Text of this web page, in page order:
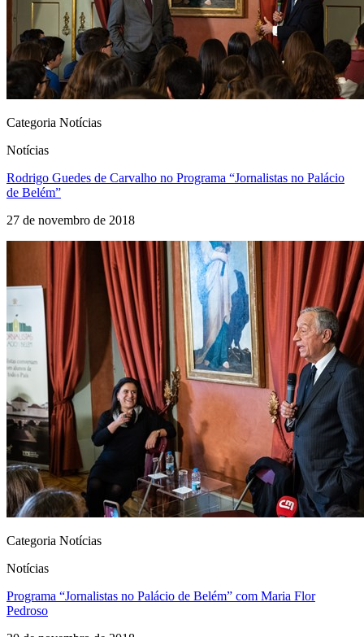
Categoria Notícias
Notícias
Rodrigo Guedes de Carvalho no Programa “Jornalistas no Palácio
de Belém”
27 de novembro de 2018
Categoria Notícias
Notícias
Programa “Jornalistas no Palácio de Belém” com Maria Flor
Pedroso